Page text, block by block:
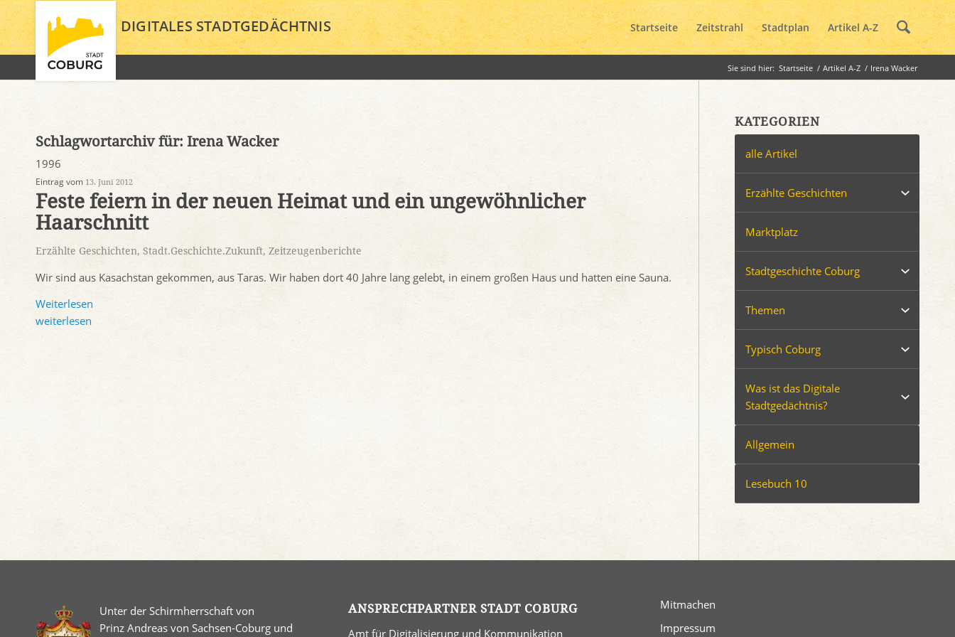
DIGITALES STADTGEDÄCHTNIS Startseite Zeitstrahl Stadtplan Artikel A-Z
Sie sind hier: Startseite / Artikel A-Z / Irena Wacker
Schlagwortarchiv für: Irena Wacker
1996
Eintrag vom 13. Juni 2012
Feste feiern in der neuen Heimat und ein ungewöhnlicher
Haarschnitt
Erzählte Geschichten, Stadt.Geschichte.Zukunft, Zeitzeugenberichte
Wir sind aus Kasachstan gekommen, aus Taras. Wir haben dort 40 Jahre lang gelebt, in einem großen Haus und hatten eine Sauna.
Weiterlesen
weiterlesen
KATEGORIEN
alle Artikel
Erzählte Geschichten
Marktplatz
Stadtgeschichte Coburg
Themen
Typisch Coburg
Was ist das Digitale
Stadtgedächtnis?
Allgemein
Lesebuch 10
Unter der Schirmherrschaft von
Prinz Andreas von Sachsen-Coburg und
ANSPRECHPARTNER STADT COBURG
Amt für Digitalisierung und Kommunikation
Mitmachen
Impressum